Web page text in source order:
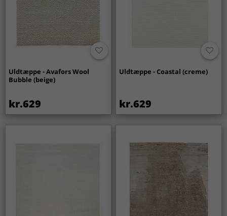
Uldtæppe - Avafors Wool
Bubble (beige)
kr.629
Uldtæppe - Coastal (creme)
kr.629